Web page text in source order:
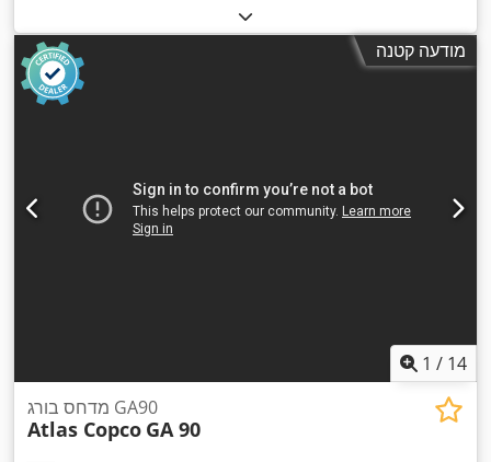
מודעה קטנה
1 / 14
מדחס בורג GA90
Atlas Copco GA 90